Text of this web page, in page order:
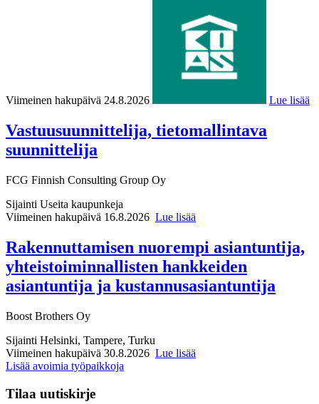
Viimeinen hakupäivä 24.8.2026 Lue lisää
Vastuusuunnittelija, tietomallintava
suunnittelija
FCG Finnish Consulting Group Oy
Sijainti Useita kaupunkeja
Viimeinen hakupäivä 16.8.2026 Lue lisää
Rakennuttamisen nuorempi asiantuntija,
yhteistoiminnallisten hankkeiden
asiantuntija ja kustannusasiantuntija
Boost Brothers Oy
Sijainti Helsinki, Tampere, Turku
Viimeinen hakupäivä 30.8.2026 Lue lisää
Lisää avoimia työpaikkoja
Tilaa uutiskirje